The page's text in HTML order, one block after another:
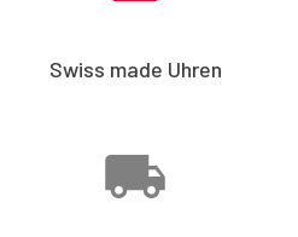
Swiss made Uhren